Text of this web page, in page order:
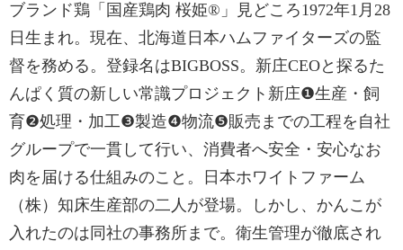
ブランド鶏「国産鶏肉 桜姫®」見どころ1972年1月28
日生まれ。現在、北海道日本ハムファイターズの監
督を務める。登録名はBIGBOSS。新庄CEOと探るた
んぱく質の新しい常識プロジェクト新庄❶生産・飼
育❷処理・加工❸製造❹物流❺販売までの工程を自社
グループで一貫して行い、消費者へ安全・安心なお
肉を届ける仕組みのこと。日本ホワイトファーム
（株）知床生産部の二人が登場。しかし、かんこが
入れたのは同社の事務所まで。衛生管理が徹底され